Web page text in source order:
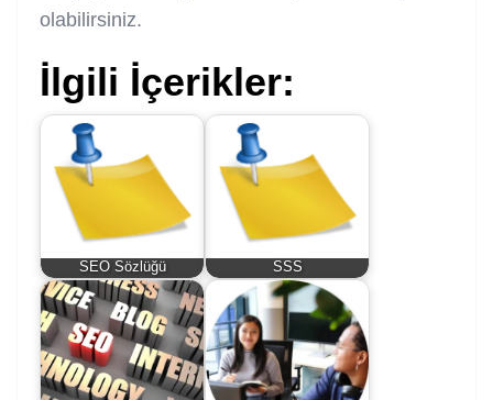
olabilirsiniz.
İlgili İçerikler:
SEO Sözlüğü SSS